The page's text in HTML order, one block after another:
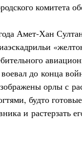
комитета
Амет-Хан
воевал до конца
орлы с
будто
и растерзать